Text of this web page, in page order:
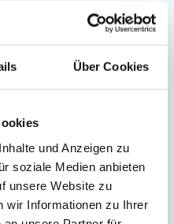
Über Cookies
und Anzeigen zu
soziale Medien anbieten
unsere Website zu
wir Informationen zu Ihrer